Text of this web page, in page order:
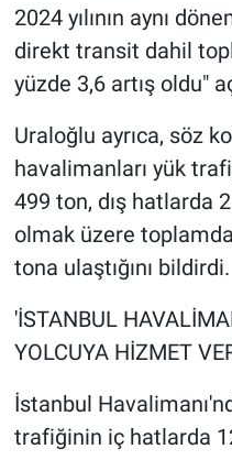
2024 yılının aynı
direkt transit dahil
yüzde 3,6 artış oldu"
Uraloğlu ayrıca, söz
havalimanları yük
499 ton, dış hatlarda
olmak üzere
tona ulaştığını bildirdi.
'İSTANBUL
YOLCUYA HİZMET
İstanbul
trafiğinin iç hatlarda